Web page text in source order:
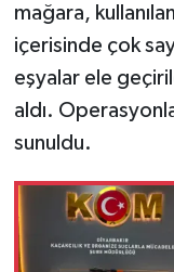
mağara,
içerisinde çok
eşyalar ele
aldı.
sunuldu.